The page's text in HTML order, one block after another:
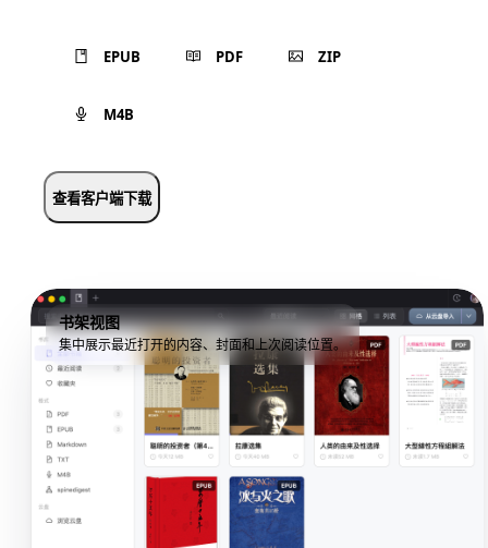
EPUB PDF ZIP
M4B
查看客户端下载
书架视图
集中展示最近打开的内容、封面和上次阅读位置。